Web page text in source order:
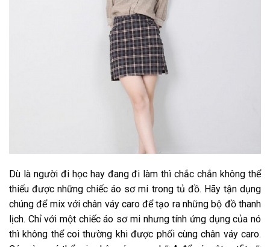
Dù là người đi học hay đang đi làm thì chắc chắn không thể
thiếu được những chiếc áo sơ mi trong tủ đồ. Hãy tận dụng
chúng để mix với chân váy caro để tạo ra những bộ đồ thanh
lịch. Chỉ với một chiếc áo sơ mi nhưng tính ứng dụng của nó
thì không thể coi thường khi được phối cùng chân váy caro.